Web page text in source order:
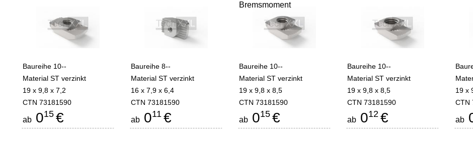
Baureihe 10--
Material ST verzinkt
19 x 9,8 x 7,2
CTN 73181590
ab 015 €
Baureihe 8--
Material ST verzinkt
16 x 7,9 x 6,4
CTN 73181590
ab 011 €
Bremsmoment
Baureihe 10--
Material ST verzinkt
19 x 9,8 x 8,5
CTN 73181590
ab 015 €
Baureihe 10--
Material ST verzinkt
19 x 9,8 x 8,5
CTN 73181590
ab 012 €
19 x
CTN
ab